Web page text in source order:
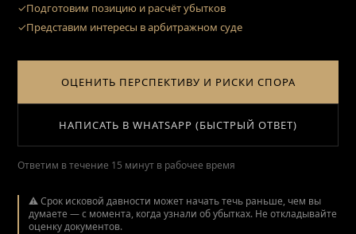
Подготовим позицию и расчёт убытков
Представим интересы в арбитражном суде
ОЦЕНИТЬ ПЕРСПЕКТИВУ И РИСКИ СПОРА
НАПИСАТЬ В WHATSAPP (БЫСТРЫЙ ОТВЕТ)
Ответим в течение 15 минут в рабочее время
⚠️ Срок исковой давности может начать течь раньше, чем вы
думаете — с момента, когда узнали об убытках. Не откладывайте
оценку документов.